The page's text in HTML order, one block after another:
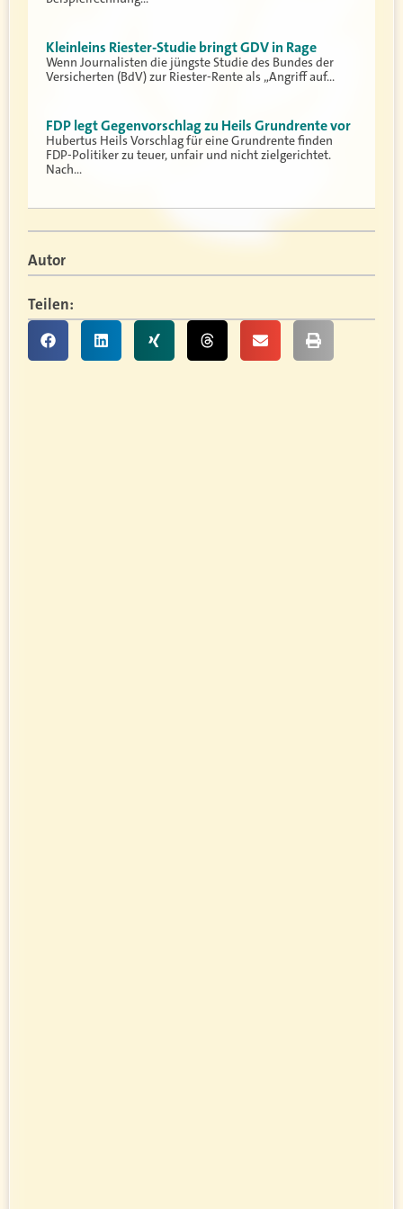
Kleinleins Riester-Studie bringt GDV in Rage
Wenn Journalisten die jüngste Studie des Bundes der
Versicherten (BdV) zur Riester-Rente als „Angriff auf…
FDP legt Gegenvorschlag zu Heils Grundrente vor
Hubertus Heils Vorschlag für eine Grundrente finden
FDP-Politiker zu teuer, unfair und nicht zielgerichtet.
Nach…
Autor
Teilen: